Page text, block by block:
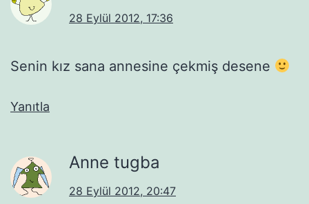
28 Eylül 2012, 17:36
Senin kız sana annesine çekmiş desene
Yanıtla
Anne tugba
28 Eylül 2012, 20:47